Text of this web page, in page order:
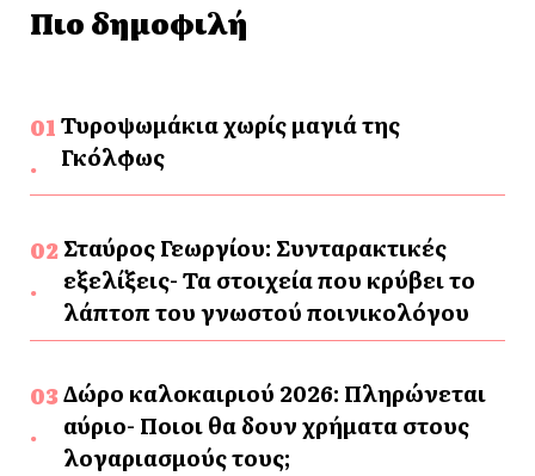
Πιο δημοφιλή
Τυροψωμάκια χωρίς μαγιά της
Γκόλφως
Σταύρος Γεωργίου: Συνταρακτικές
εξελίξεις- Τα στοιχεία που κρύβει το
λάπτοπ του γνωστού ποινικολόγου
Δώρο καλοκαιριού 2026: Πληρώνεται
αύριο- Ποιοι θα δουν χρήματα στους
λογαριασμούς τους;